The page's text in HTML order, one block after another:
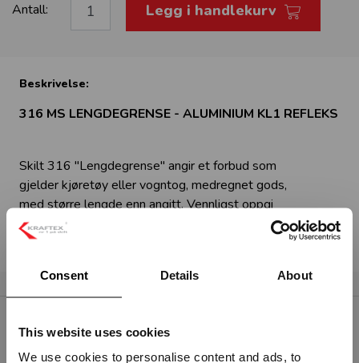
Consent Details About
This website uses cookies
We use cookies to personalise content and ads, to
Antall: Legg i handlekurv
Beskrivelse:
316 MS LENGDEGRENSE - ALUMINIUM KL1 REFLEKS
Skilt 316 "Lengdegrense" angir et forbud som
gjelder kjøretøy eller vogntog, medregnet gods,
med større lengde enn angitt. Vennligst oppgi
ønsket lengdegrense (XX m) ved bestilling av
dette skiltet.
RELATERTE PRODUKTER